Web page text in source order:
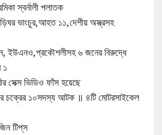
স্বর্নালী পলাতক
ভাংচুর,আহত ১১,দেশীয় অস্ত্রসহ
ইউএনও,প্রকৌশলীসহ ৬ জনের বিরুদ্ধে
১
সেক্স ভিডিও ফাঁস হয়েছে
চক্রের ১০সদস্য আটক ॥ ৪টি মোটরসাইকেল
টিপ্‌স